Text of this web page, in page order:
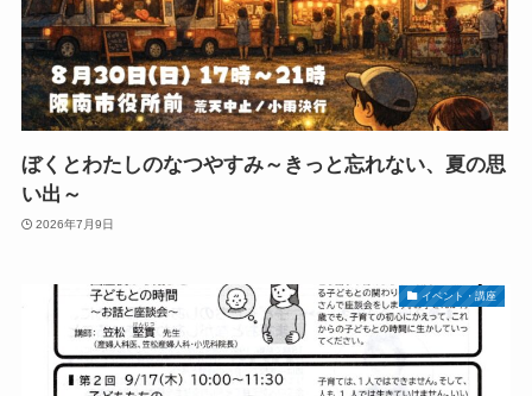
ぼくとわたしのなつやすみ～きっと忘れない、夏の思
い出～
2026年7月9日
イベント・講座